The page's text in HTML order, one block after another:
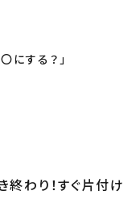
にする？」
終わり！すぐ片付け